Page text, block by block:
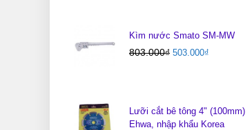
Kìm nước Smato SM-MW
803.000₫ 503.000₫
Lưỡi cắt bê tông 4" (100mm)
Ehwa, nhập khẩu Korea